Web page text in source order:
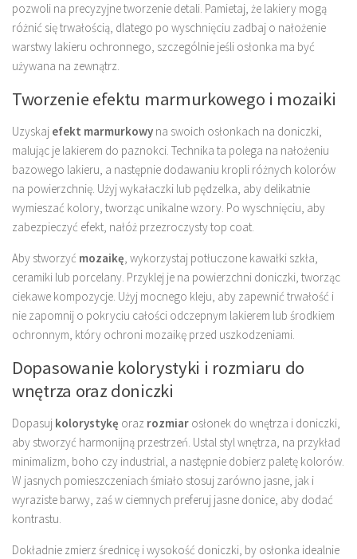
pozwoli na precyzyjne tworzenie detali. Pamietaj, że lakiery mogą
różnić się trwałością, dlatego po wyschnięciu zadbaj o nałożenie
warstwy lakieru ochronnego, szczególnie jeśli osłonka ma być
używana na zewnątrz.
Tworzenie efektu marmurkowego i mozaiki
Uzyskaj efekt marmurkowy na swoich osłonkach na doniczki,
malując je lakierem do paznokci. Technika ta polega na nałożeniu
bazowego lakieru, a następnie dodawaniu kropli różnych kolorów
na powierzchnię. Użyj wykałaczki lub pędzelka, aby delikatnie
wymieszać kolory, tworząc unikalne wzory. Po wyschnięciu, aby
zabezpieczyć efekt, nałóż przezroczysty top coat.
Aby stworzyć mozaikę, wykorzystaj potłuczone kawałki szkła,
ceramiki lub porcelany. Przyklej je na powierzchni doniczki, tworząc
ciekawe kompozycje. Użyj mocnego kleju, aby zapewnić trwałość i
nie zapomnij o pokryciu całości odczepnym lakierem lub środkiem
ochronnym, który ochroni mozaikę przed uszkodzeniami.
Dopasowanie kolorystyki i rozmiaru do
wnętrza oraz doniczki
Dopasuj kolorystykę oraz rozmiar osłonek do wnętrza i doniczki,
aby stworzyć harmonijną przestrzeń. Ustal styl wnętrza, na przykład
minimalizm, boho czy industrial, a następnie dobierz paletę kolorów.
W jasnych pomieszczeniach śmiało stosuj zarówno jasne, jak i
wyraziste barwy, zaś w ciemnych preferuj jasne donice, aby dodać
kontrastu.
Dokładnie zmierz średnicę i wysokość doniczki, by osłonka idealnie